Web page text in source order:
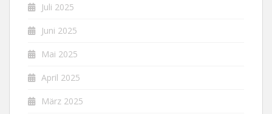
Juli 2025
Juni 2025
Mai 2025
April 2025
März 2025